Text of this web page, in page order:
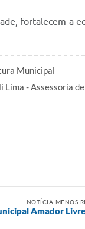
fortalecem a
Municipal
Lima - Assessoria
NOTÍCIA MENOS
Amador